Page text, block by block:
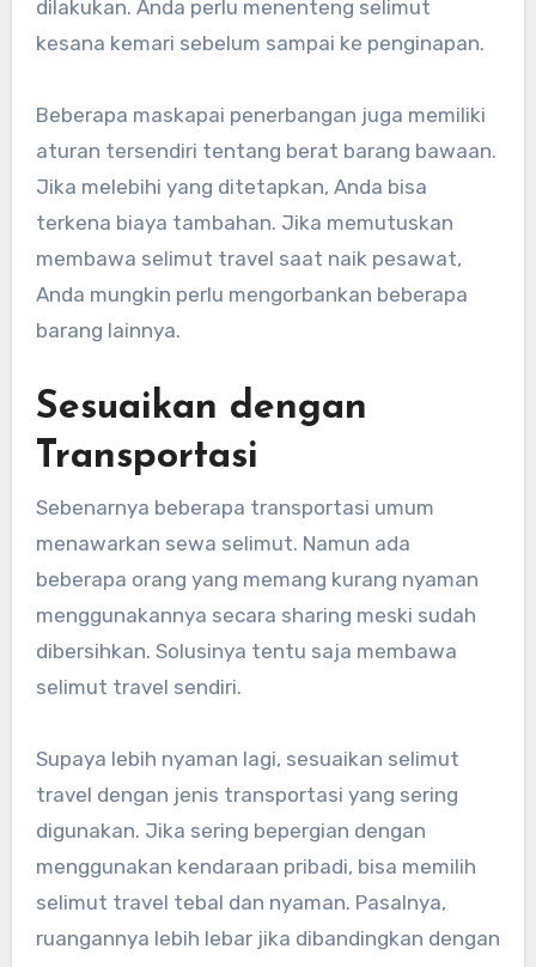
dilakukan. Anda perlu menenteng selimut
kesana kemari sebelum sampai ke penginapan.
Beberapa maskapai penerbangan juga memiliki
aturan tersendiri tentang berat barang bawaan.
Jika melebihi yang ditetapkan, Anda bisa
terkena biaya tambahan. Jika memutuskan
membawa selimut travel saat naik pesawat,
Anda mungkin perlu mengorbankan beberapa
barang lainnya.
Sesuaikan dengan
Transportasi
Sebenarnya beberapa transportasi umum
menawarkan sewa selimut. Namun ada
beberapa orang yang memang kurang nyaman
menggunakannya secara sharing meski sudah
dibersihkan. Solusinya tentu saja membawa
selimut travel sendiri.
Supaya lebih nyaman lagi, sesuaikan selimut
travel dengan jenis transportasi yang sering
digunakan. Jika sering bepergian dengan
menggunakan kendaraan pribadi, bisa memilih
selimut travel tebal dan nyaman. Pasalnya,
ruangannya lebih lebar jika dibandingkan dengan